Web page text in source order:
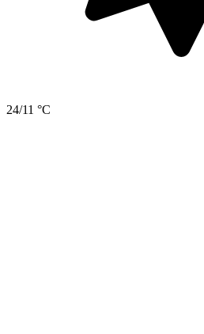
24/11 °C